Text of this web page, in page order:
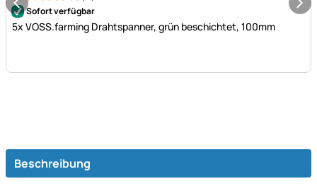
Sofort verfügbar
5x VOSS.farming Drahtspanner, grün beschichtet, 100mm
Beschreibung